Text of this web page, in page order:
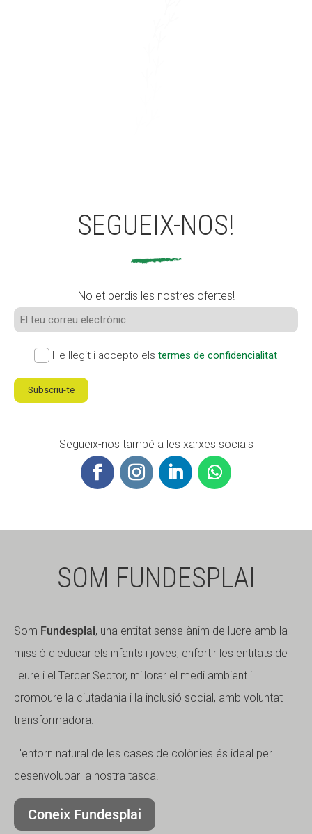
SEGUEIX-NOS!
No et perdis les nostres ofertes!
He llegit i accepto els termes de confidencialitat
Subscriu-te
Segueix-nos també a les xarxes socials
SOM FUNDESPLAI
Som Fundesplai, una entitat sense ànim de lucre amb la
missió d'educar els infants i joves, enfortir les entitats de
lleure i el Tercer Sector, millorar el medi ambient i
promoure la ciutadania i la inclusió social, amb voluntat
transformadora.
L'entorn natural de les cases de colònies és ideal per
desenvolupar la nostra tasca.
Coneix Fundesplai